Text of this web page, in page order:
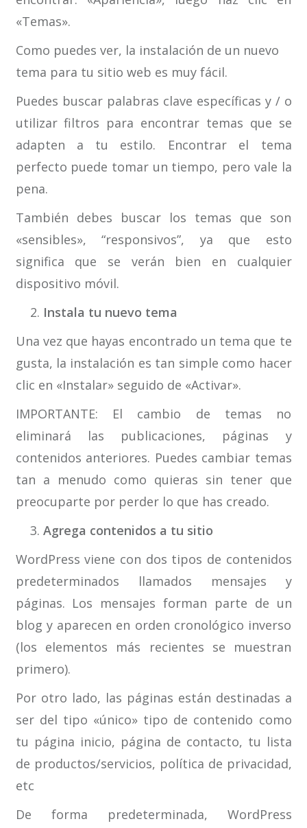
«Temas».
Como puedes ver, la instalación de un nuevo
tema para tu sitio web es muy fácil.
Puedes buscar palabras clave específicas y / o
utilizar filtros para encontrar temas que se
adapten a tu estilo. Encontrar el tema
perfecto puede tomar un tiempo, pero vale la
pena.
También debes buscar los temas que son
«sensibles», “responsivos”, ya que esto
significa que se verán bien en cualquier
dispositivo móvil.
Instala tu nuevo tema
Una vez que hayas encontrado un tema que te
gusta, la instalación es tan simple como hacer
clic en «Instalar» seguido de «Activar».
IMPORTANTE: El cambio de temas no
eliminará las publicaciones, páginas y
contenidos anteriores. Puedes cambiar temas
tan a menudo como quieras sin tener que
preocuparte por perder lo que has creado.
Agrega contenidos a tu sitio
WordPress viene con dos tipos de contenidos
predeterminados llamados mensajes y
páginas. Los mensajes forman parte de un
blog y aparecen en orden cronológico inverso
(los elementos más recientes se muestran
primero).
Por otro lado, las páginas están destinadas a
ser del tipo «único» tipo de contenido como
tu página inicio, página de contacto, tu lista
de productos/servicios, política de privacidad,
etc
De forma predeterminada, WordPress